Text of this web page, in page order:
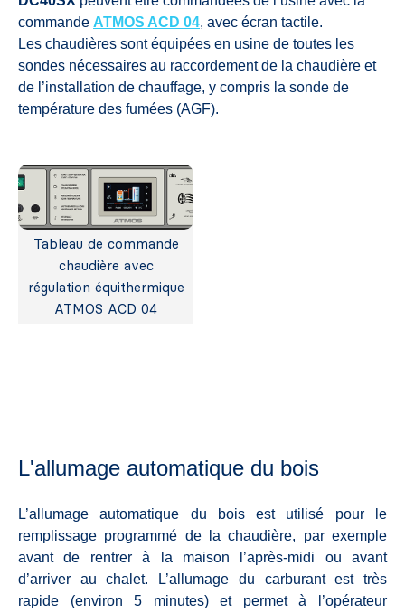
commande ATMOS ACD 04, avec écran tactile.
Les chaudières sont équipées en usine de toutes les
sondes nécessaires au raccordement de la chaudière et
de l’installation de chauffage, y compris la sonde de
température des fumées (AGF).
Tableau de commande
chaudière avec
régulation équithermique
ATMOS ACD 04
L'allumage automatique du bois
L’allumage automatique du bois est utilisé pour le
remplissage programmé de la chaudière, par exemple
avant de rentrer à la maison l’après-midi ou avant
d’arriver au chalet. L’allumage du carburant est très
rapide (environ 5 minutes) et permet à l’opérateur